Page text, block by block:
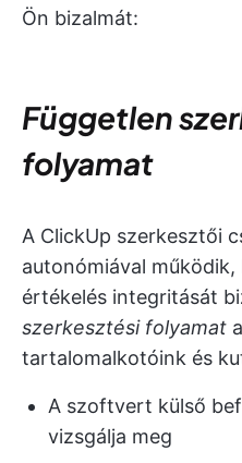
Ön bizalmát:
Független
folyamat
A ClickUp szerkesztői
autonómiával
értékelés integritását
szerkesztési folyamat
tartalomalkotóink és
A szoftvert külső
vizsgálja meg